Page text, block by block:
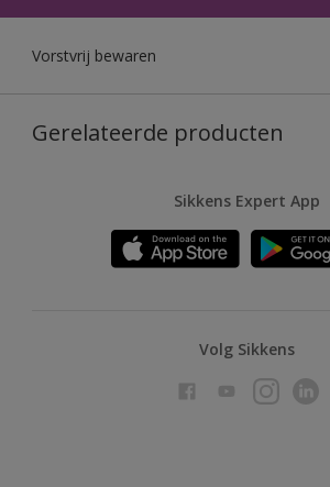
Vorstvrij bewaren
Gerelateerde producten
Sikkens Expert App
Volg Sikkens